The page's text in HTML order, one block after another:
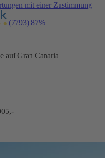
mit einer Zustimmung
(7793) 87%
auf Gran Canaria